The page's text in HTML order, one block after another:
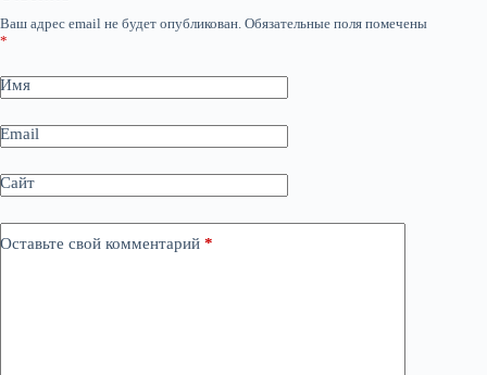
Ваш адрес email не будет опубликован. Обязательные поля помечены
*
Имя
Email
Сайт
Оставьте свой комментарий *